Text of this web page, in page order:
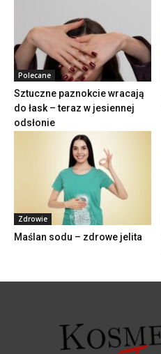
Polecane
Sztuczne paznokcie wracają
do łask – teraz w jesiennej
odsłonie
Zdrowie
Maślan sodu – zdrowe jelita